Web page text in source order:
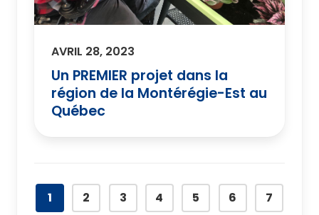
AVRIL 28, 2023
Un PREMIER projet dans la
région de la Montérégie-Est au
Québec
1 2 3 4 5 6 7